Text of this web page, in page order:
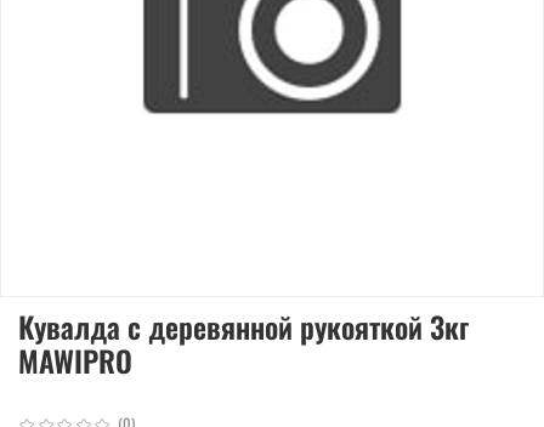
Кувалда с деревянной рукояткой 3кг
MAWIPRO